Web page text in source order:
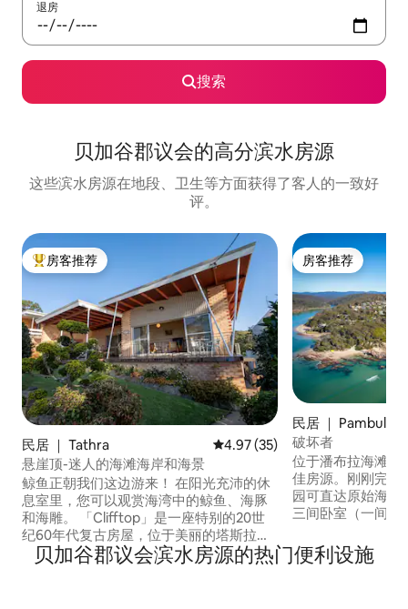
退房
搜索
贝加谷郡议会的高分滨水房源
这些滨水房源在地段、卫生等方面获得了客人的一致好
评。
热门「房客推荐」
房客推荐
民居 ｜ Tathra 平均评分 4.97 分（满分 5 分）
4.97 (35)
悬崖顶-迷人的海滩海岸和海景
鲸鱼正朝我们这边游来！ 在阳光充沛的休
息室里，您可以观赏海湾中的鲸鱼、海豚
和海雕。 「Clifftop」是一座特别的20世
纪60年代复古房屋，位于美丽的塔斯拉海
滩（Tathra Beach）上方，可欣赏迷人的
海岸和海洋景色 高高的塞浦路斯松木天花
房客推荐
房客推荐
民居 ｜ Pambula
破坏者
位于潘布拉海滩（
佳房源。刚刚完成
园可直达原始海滩
三间卧室（一间标
房，配备洗碗机
敞的休息室和餐
贝加谷郡议会滨水房源的热门便利设施